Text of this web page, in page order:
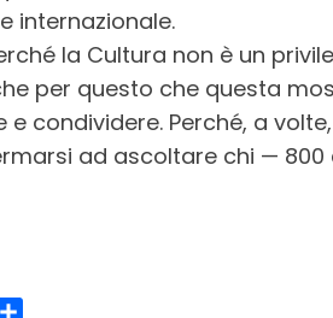
internazionale.
la Cultura non è un
per questo che questa
condividere. Perché, a
ad ascoltare chi — 800